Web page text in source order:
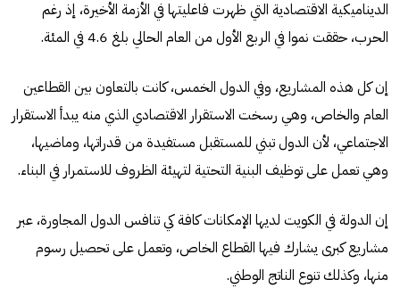
الديناميكية الاقتصادية التي ظهرت فاعليتها في الأزمة الأخيرة، إذ رغم
الحرب، حققت نموا في الربع الأول من العام الحالي بلغ 4.6 في المئة.
إن كل هذه المشاريع، وفي الدول الخمس، كانت بالتعاون بين القطاعين
العام والخاص، وهي رسخت الاستقرار الاقتصادي الذي منه يبدأ الاستقرار
الاجتماعي، لأن الدول تبني للمستقبل مستفيدة من قدراتها، وماضيها،
وهي تعمل على توظيف البنية التحتية لتهيئة الظروف للاستمرار في البناء.
إن الدولة في الكويت لديها الإمكانات كافة كي تنافس الدول المجاورة، عبر
مشاريع كبرى يشارك فيها القطاع الخاص، وتعمل على تحصيل رسوم
منها، وكذلك تنوع الناتج الوطني.